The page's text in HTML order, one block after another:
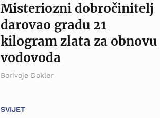
Misteriozni dobročinitelj
darovao gradu 21
kilogram zlata za obnovu
vodovoda
Borivoje Dokler
SVIJET